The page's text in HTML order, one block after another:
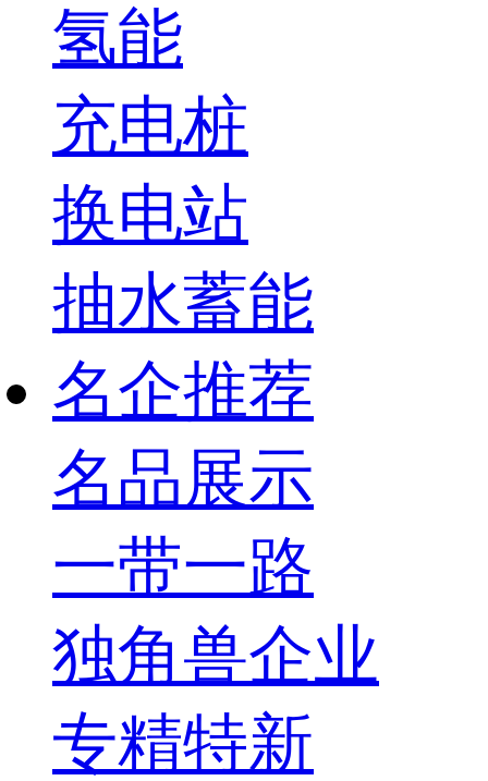
氢能
充电桩
换电站
抽水蓄能
名企推荐
名品展示
一带一路
独角兽企业
专精特新